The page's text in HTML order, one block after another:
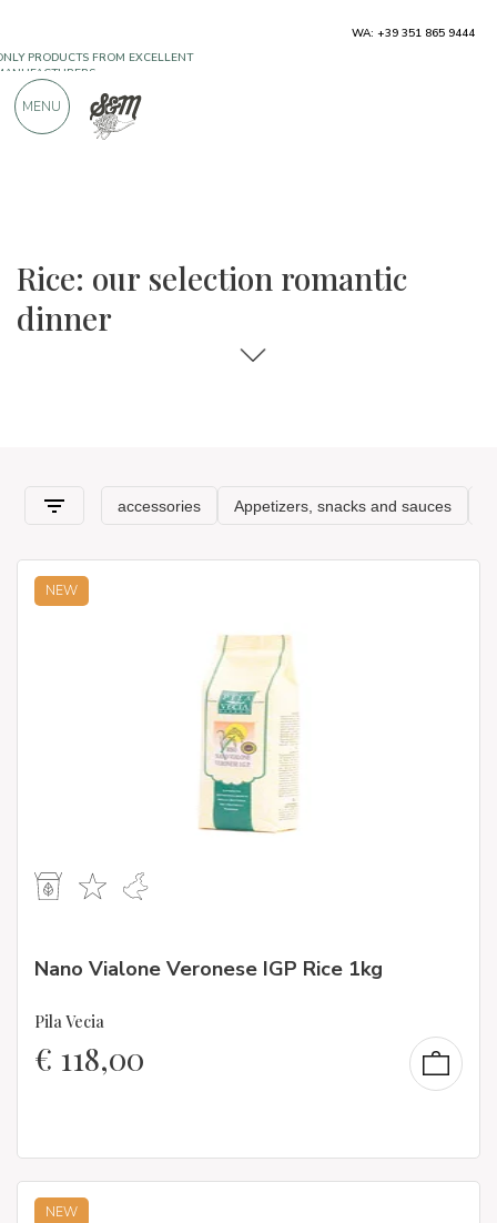
Rice: our selection romantic
dinner
NEW
Nano Vialone Veronese IGP Rice 1kg
Pila Vecia
€ 118,00
NEW
900 POSITIVE REVIEWS
WA: +39 351 865 9444
MENU